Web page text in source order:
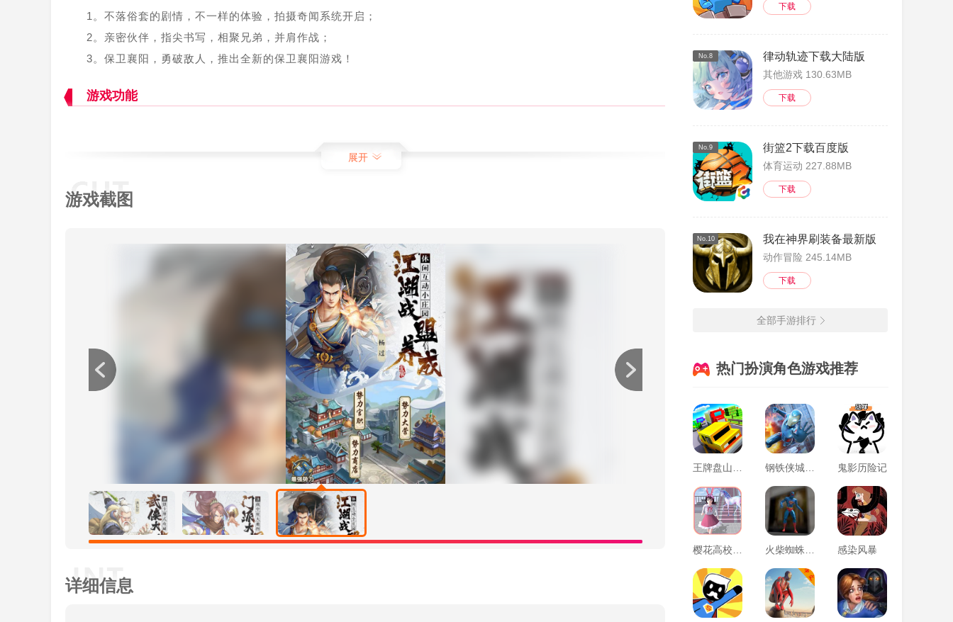
1。不落俗套的剧情，不一样的体验，拍摄奇闻系统开启；
2。亲密伙伴，指尖书写，相聚兄弟，并肩作战；
3。保卫襄阳，勇破敌人，推出全新的保卫襄阳游戏！
游戏功能
2。三部曲《第一集》射雕以黑白动画描绘经典情节，完美再现光明顶之围等著名场景；
游戏评测
射雕适合喜欢MMO的玩家。无论你是女玩家还是男玩家，无论你是认真的肝帝还是咸鱼党，都能在游戏中获得满意
的游戏体验。游戏整体操作简单，新手教程的指导也很详细。
展开
游戏截图
详细信息
下载
No.8 律动轨迹下载大陆版
其他游戏 130.63MB
下载
No.9 街篮2下载百度版
体育运动 227.88MB
下载
No.10 我在神界刷装备最新版免费下载2024
动作冒险 245.14MB
下载
全部手游排行
热门扮演角色游戏推荐
鬼影历险记
感染风暴